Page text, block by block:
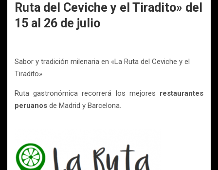
Ruta del Ceviche y el Tiradito» del
15 al 26 de julio
Sabor y tradición milenaria en «La Ruta del Ceviche y el
Tiradito»
Ruta gastronómica recorrerá los mejores restaurantes
peruanos de Madrid y Barcelona.